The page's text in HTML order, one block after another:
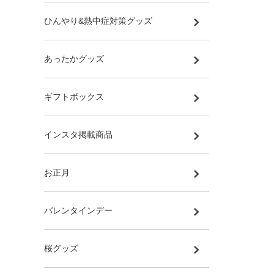
ひんやり&熱中症対策グッズ
あったかグッズ
ギフトボックス
インスタ掲載商品
お正月
バレンタインデー
桜グッズ